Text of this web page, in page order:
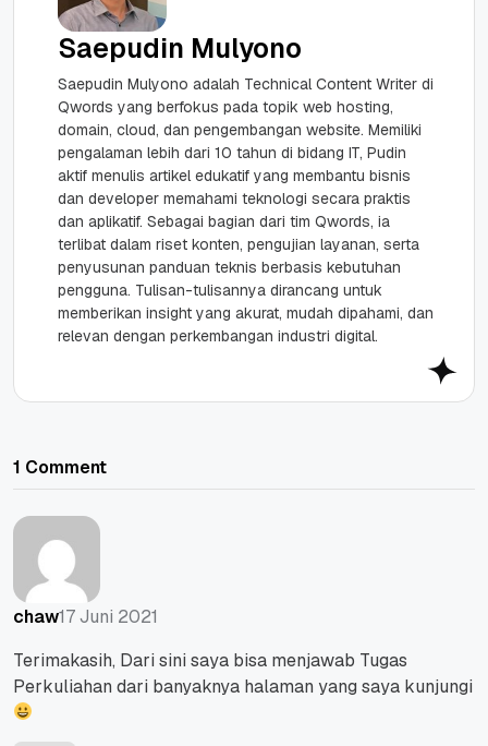
Saepudin Mulyono
Saepudin Mulyono adalah Technical Content Writer di
Qwords yang berfokus pada topik web hosting,
domain, cloud, dan pengembangan website. Memiliki
pengalaman lebih dari 10 tahun di bidang IT, Pudin
aktif menulis artikel edukatif yang membantu bisnis
dan developer memahami teknologi secara praktis
dan aplikatif. Sebagai bagian dari tim Qwords, ia
terlibat dalam riset konten, pengujian layanan, serta
penyusunan panduan teknis berbasis kebutuhan
pengguna. Tulisan-tulisannya dirancang untuk
memberikan insight yang akurat, mudah dipahami, dan
relevan dengan perkembangan industri digital.
1 Comment
chaw17 Juni 2021
Terimakasih, Dari sini saya bisa menjawab Tugas
Perkuliahan dari banyaknya halaman yang saya kunjungi